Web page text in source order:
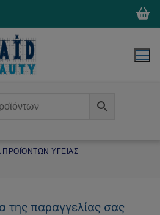
ΥΓΕΊΑΣ
της παραγγελίας σας